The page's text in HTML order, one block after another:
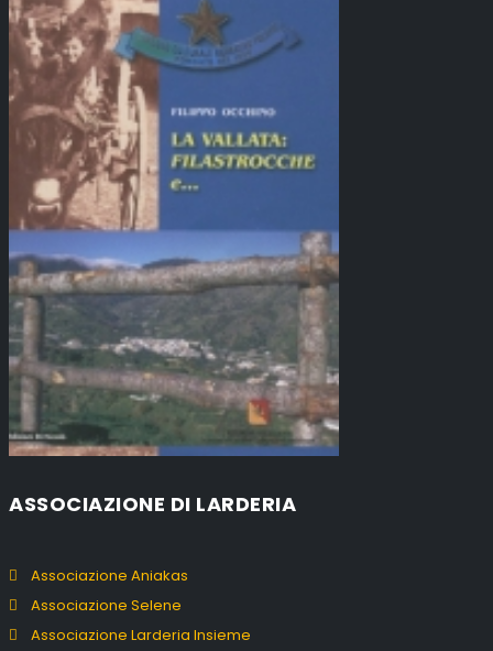
ASSOCIAZIONE DI LARDERIA
Associazione Aniakas
Associazione Selene
Associazione Larderia Insieme